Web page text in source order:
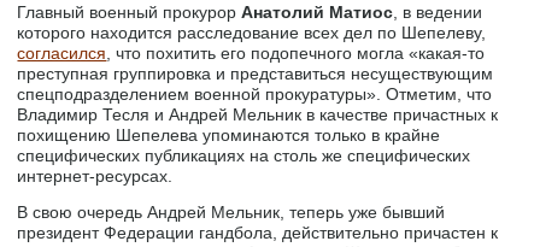
Главный военный прокурорАнатолий Матиос , в ведении
которого находится расследование всех дел по Шепелеву,
согласился , что похитить его подопечного могла «какая-то
преступная группировка и представиться несуществующим
спецподразделением военной прокуратуры». Отметим, что
Владимир Тесля и Андрей Мельник в качестве причастных к
похищению Шепелева упоминаются только в крайне
специфических публикациях на столь же специфических
интернет-ресурсах.
В свою очередь Андрей Мельник, теперь уже бывший
президент Федерации гандбола, действительно причастен к